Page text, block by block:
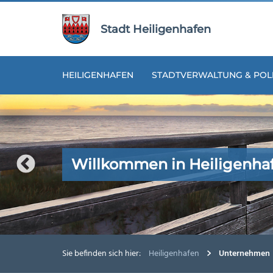
Stadt Heiligenhafen
HEILIGENHAFEN STADTVERWALTUNG &
Willkommen in
Willkommen in
Willkommen in
Willkommen in
Willkommen in
Sie befinden sich hier: Heiligenhafen Unternehmen